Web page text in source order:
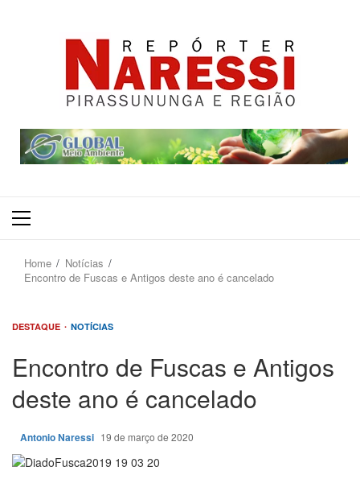
Primary
Home
Notícias
Encontro de Fuscas e Antigos deste ano é cancelado
DESTAQUE NOTÍCIAS
Encontro de Fuscas e Antigos
deste ano é cancelado
Antonio Naressi 19 de março de 2020